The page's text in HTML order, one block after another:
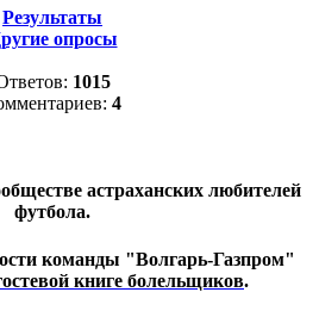
Результаты
опросы
1015
4
астраханских любителей
футбола.
команды "Волгарь-Газпром"
книге болельщиков.